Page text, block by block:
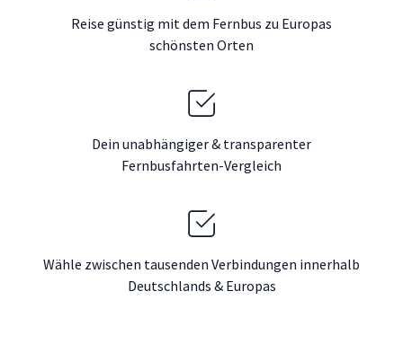
Reise günstig mit dem Fernbus zu Europas
schönsten Orten
Dein unabhängiger & transparenter
Fernbusfahrten-Vergleich
Wähle zwischen tausenden Verbindungen innerhalb
Deutschlands & Europas